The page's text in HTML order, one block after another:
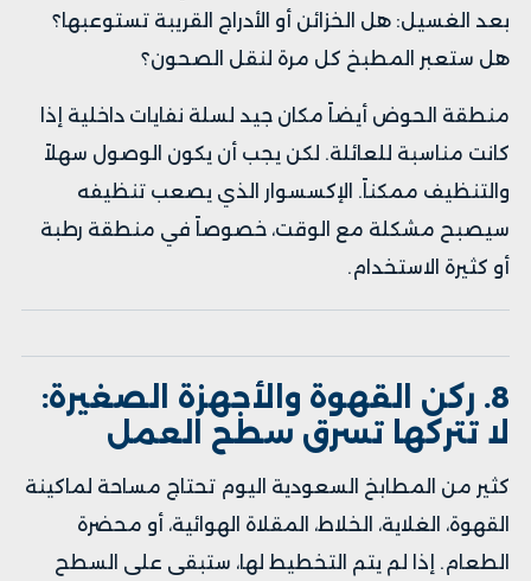
بعد الغسيل: هل الخزائن أو الأدراج القريبة تستوعبها؟
هل ستعبر المطبخ كل مرة لنقل الصحون؟
منطقة الحوض أيضاً مكان جيد لسلة نفايات داخلية إذا
كانت مناسبة للعائلة. لكن يجب أن يكون الوصول سهلاً
والتنظيف ممكناً. الإكسسوار الذي يصعب تنظيفه
سيصبح مشكلة مع الوقت، خصوصاً في منطقة رطبة
أو كثيرة الاستخدام.
8. ركن القهوة والأجهزة الصغيرة:
لا تتركها تسرق سطح العمل
كثير من المطابخ السعودية اليوم تحتاج مساحة لماكينة
القهوة، الغلاية، الخلاط، المقلاة الهوائية، أو محضرة
الطعام. إذا لم يتم التخطيط لها، ستبقى على السطح